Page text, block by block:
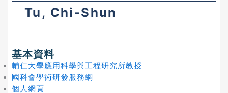
Tu, Chi-Shun
基本資料
輔仁大學應用科學與工程研究所教授
國科會學術研發服務網
個人網頁